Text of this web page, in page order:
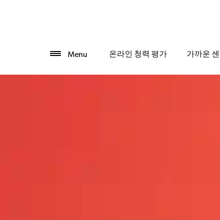
Menu 온라인 청력 평가 가까운